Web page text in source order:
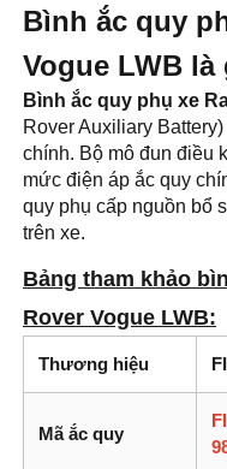
Bình ắc quy
Vogue LWB là
Bình ắc quy phụ xe
Rover Auxiliary
chính. Bộ mô đun điều
mức điện áp ắc quy
quy phụ cấp nguồn bổ
trên xe.
Bảng tham khảo
Rover Vogue LWB:
Thương hiệu
Mã ắc quy